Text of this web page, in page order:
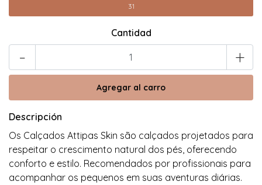
31
Cantidad
- +
Descripción
Os Calçados Attipas Skin são calçados projetados para
respeitar o crescimento natural dos pés, oferecendo
conforto e estilo. Recomendados por profissionais para
acompanhar os pequenos em suas aventuras diárias.